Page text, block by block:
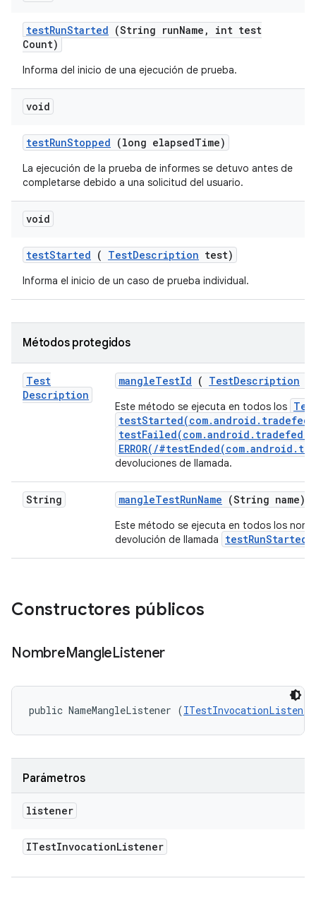
testRunStarted (String runName ,
int test
Count)
Informa del inicio de una ejecución de prueba.
void
testRunStopped (long elapsedTime)
La ejecución de la prueba de informes se detuvo antes de
completarse debido a una solicitud del usuario.
void
testStarted ( TestDescription test)
Informa el inicio de un caso de prueba individual.
Métodos protegidos
Test
Description
mangleTestId ( TestDescription
Este método se ejecuta en todos los
ERROR(/
devoluciones de llamada.
String mangleTestRunName (String name)
Este método se ejecuta en todos los
devolución de llamada
Constructores públicos
NombreMangleListener
public NameMangleListener (ITestInvocationListener
Parámetros
listener
ITestInvocationListener